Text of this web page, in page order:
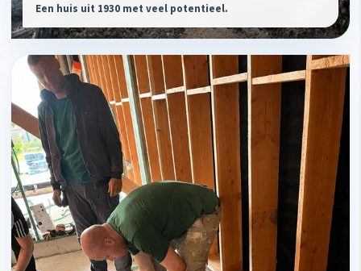
Een huis uit 1930 met veel potentieel.